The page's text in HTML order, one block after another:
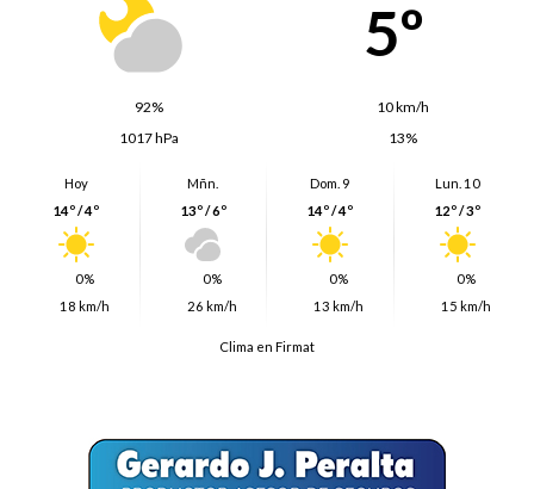
5º
92%
10 km/h
1017 hPa
13%
Hoy
14º / 4º
0%
18 km/h
Mñn.
13º / 6º
0%
26 km/h
Dom. 9
14º / 4º
0%
13 km/h
Lun. 10
12º / 3º
0%
15 km/h
Clima en Firmat